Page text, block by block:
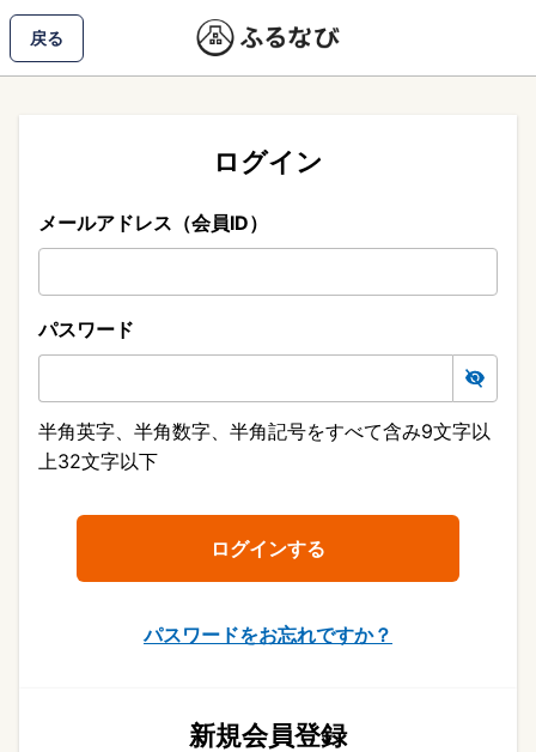
戻る
ログイン
メールアドレス（会員ID）
パスワード
半角英字、半角数字、半角記号をすべて含み9文字以
上32文字以下
パスワードをお忘れですか？
新規会員登録